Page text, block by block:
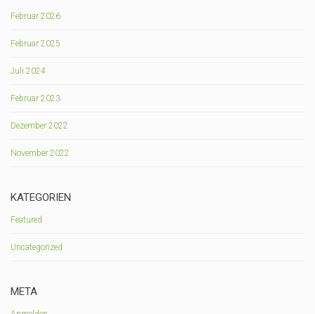
Februar 2026
Februar 2025
Juli 2024
Februar 2023
Dezember 2022
November 2022
KATEGORIEN
Featured
Uncategorized
META